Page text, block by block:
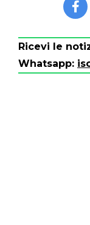
Ricevi le
Whatsapp: